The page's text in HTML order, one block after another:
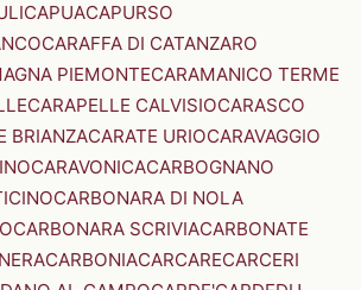
CAPUACAPURSO
CARAFFA DI CATANZARO
PIEMONTECARAMANICO TERME
CARAPELLE CALVISIOCARASCO
BRIANZACARATE URIOCARAVAGGIO
CARAVONICACARBOGNANO
CARBONARA DI NOLA
CARBONARA SCRIVIACARBONATE
CARBONIACARCARECARCERI